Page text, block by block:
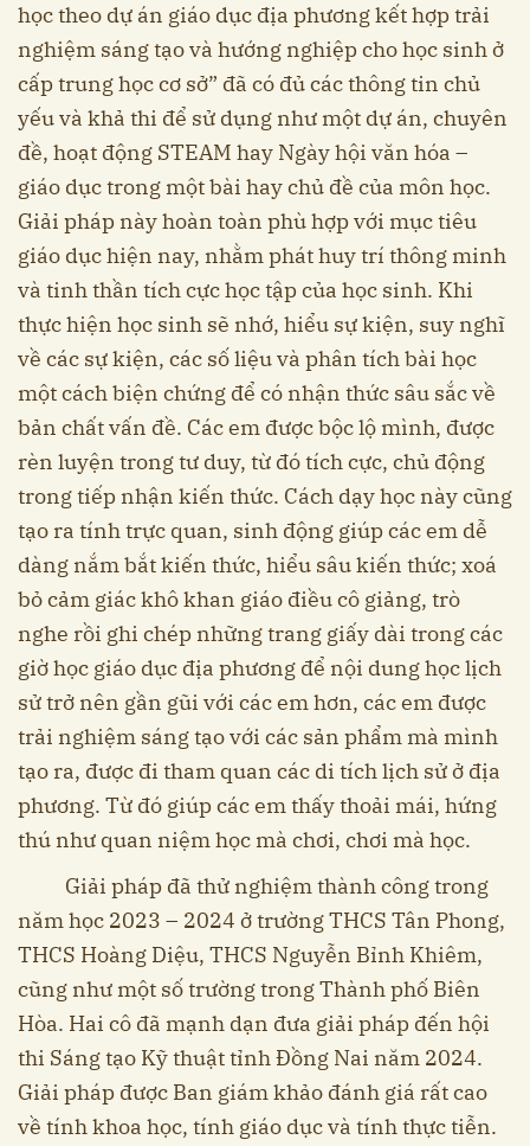
học theo dự án giáo dục địa phương kết hợp trải
nghiệm sáng tạo và hướng nghiệp cho học sinh ở
cấp trung học cơ sở” đã có đủ các thông tin chủ
yếu và khả thi để sử dụng như một dự án, chuyên
đề, hoạt động STEAM hay Ngày hội văn hóa –
giáo dục trong một bài hay chủ đề của môn học.
Giải pháp này hoàn toàn phù hợp với mục tiêu
giáo dục hiện nay, nhằm phát huy trí thông minh
và tinh thần tích cực học tập của học sinh. Khi
thực hiện học sinh sẽ nhớ, hiểu sự kiện, suy nghĩ
về các sự kiện, các số liệu và phân tích bài học
một cách biện chứng để có nhận thức sâu sắc về
bản chất vấn đề. Các em được bộc lộ mình, được
rèn luyện trong tư duy, từ đó tích cực, chủ động
trong tiếp nhận kiến thức. Cách dạy học này cũng
tạo ra tính trực quan, sinh động giúp các em dễ
dàng nắm bắt kiến thức, hiểu sâu kiến thức; xoá
bỏ cảm giác khô khan giáo điều cô giảng, trò
nghe rồi ghi chép những trang giấy dài trong các
giờ học giáo dục địa phương để nội dung học lịch
sử trở nên gần gũi với các em hơn, các em được
trải nghiệm sáng tạo với các sản phẩm mà mình
tạo ra, được đi tham quan các di tích lịch sử ở địa
phương. Từ đó giúp các em thấy thoải mái, hứng
thú như quan niệm học mà chơi, chơi mà học.
Giải pháp đã thử nghiệm thành công trong
năm học 2023 – 2024 ở trường THCS Tân Phong,
THCS Hoàng Diệu, THCS Nguyễn Bỉnh Khiêm,
cũng như một số trường trong Thành phố Biên
Hòa. Hai cô đã mạnh dạn đưa giải pháp đến hội
thi Sáng tạo Kỹ thuật tỉnh Đồng Nai năm 2024.
Giải pháp được Ban giám khảo đánh giá rất cao
về tính khoa học, tính giáo dục và tính thực tiễn.